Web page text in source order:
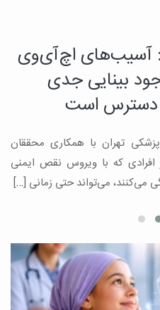
آسیب‌های اچ‌آی‌وی
بینایی جدی
دسترس است
تهران با همکاری محققان
که با ویروس نقص ایمنی
می‌کنند، می‌تواند حتی زمانی […]